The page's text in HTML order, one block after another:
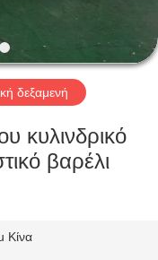
δεξαμενή
κυλινδρικό
βαρέλι
Κίνα